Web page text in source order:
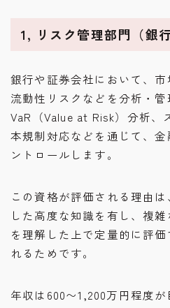
1, リスク管理部門（銀
銀行や証券会社において、市
流動性リスクなどを分析・管
VaR（Value at Risk）分析、
本規制対応などを通じて、
ントロールします。
この資格が評価される理由
した高度な知識を有し、複
を理解した上で定量的に評
れるためです。
年収は600〜1,200万円程度